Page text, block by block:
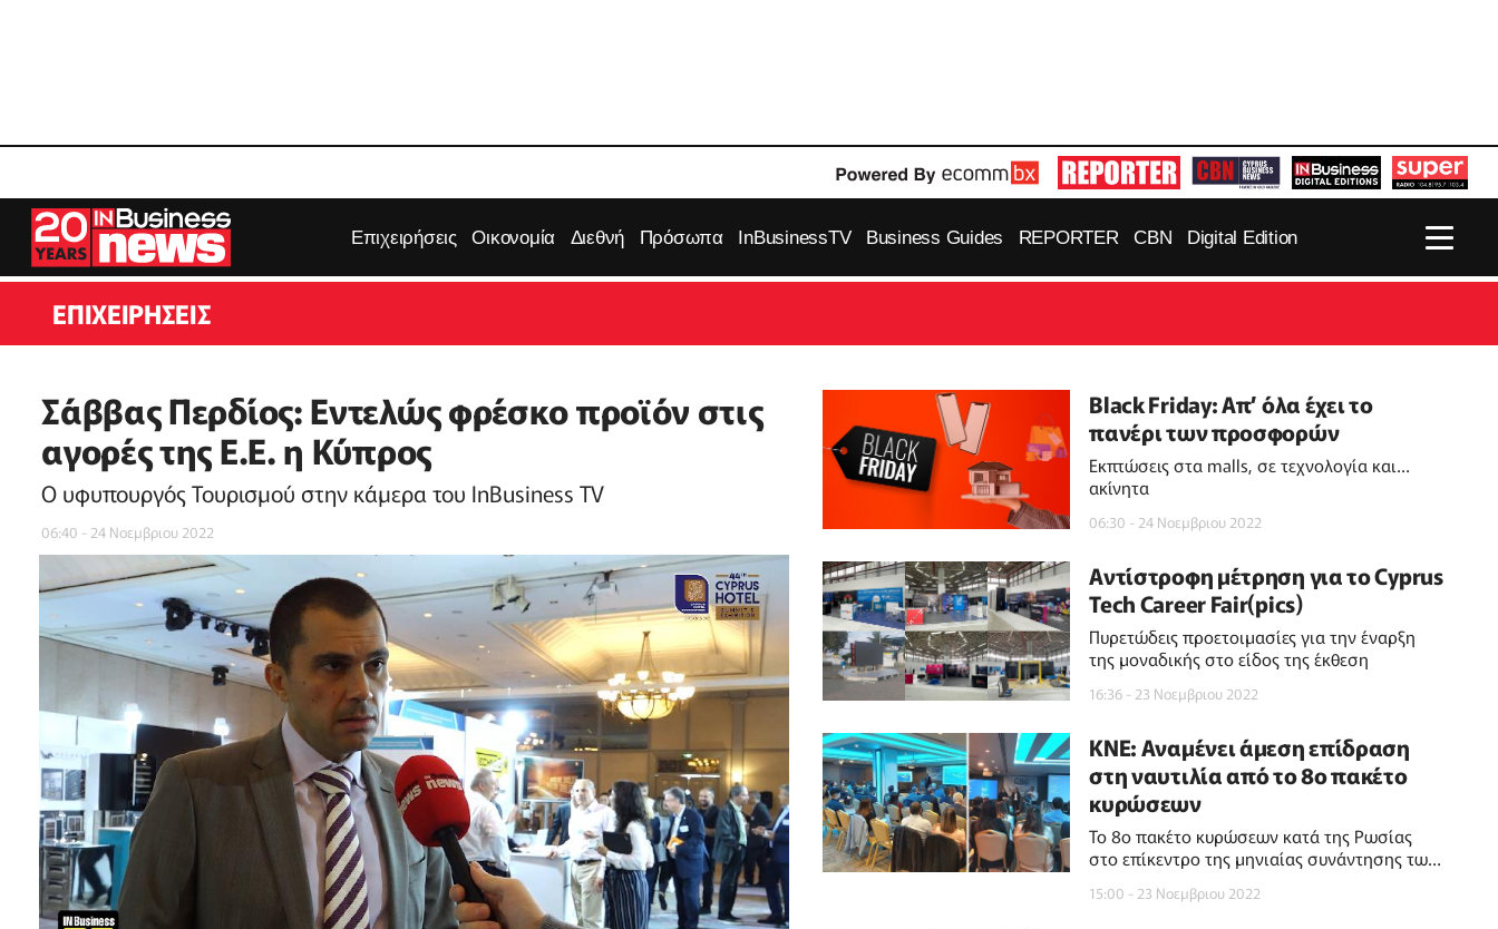
Επιχειρήσεις Οικονομία Διεθνή Πρόσωπα InBusinessTV Business Guides REPORTER CBN Digital Edition
ΕΠΙΧΕΙΡΉΣΕΙΣ
Σάββας Περδίος: Eντελώς φρέσκο προϊόν στις
αγορές της Ε.Ε. η Κύπρος
Ο υφυπουργός Τουρισμού στην κάμερα του InBusiness TV
06:40 - 24 Νοεμβριου 2022
Black Friday: Απ’ όλα έχει το
πανέρι των προσφορών
Εκπτώσεις στα malls, σε τεχνολογία και…
ακίνητα
06:30 - 24 Νοεμβριου 2022
Αντίστροφη μέτρηση για το Cyprus
Tech Career Fair(pics)
Πυρετώδεις προετοιμασίες για την έναρξη
της μοναδικής στο είδος της έκθεση
16:36 - 23 Νοεμβριου 2022
ΚΝΕ: Αναμένει άμεση επίδραση
στη ναυτιλία από το 8ο πακέτο
κυρώσεων
Το 8ο πακέτο κυρώσεων κατά της Ρωσίας
στο επίκεντρο της μηνιαίας συνάντησης των
15:00 - 23 Νοεμβριου 2022